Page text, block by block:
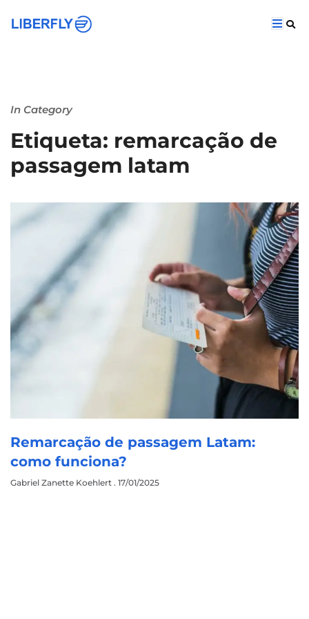
In Category
Etiqueta: remarcação de
passagem latam
Remarcação de passagem Latam:
como funciona?
Gabriel Zanette Koehlert 17/01/2025